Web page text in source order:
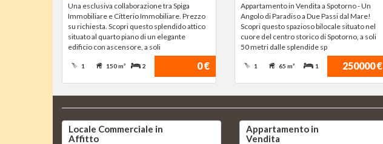
Una esclusiva collaborazione tra Spiga
Immobiliare e Citterio Immobiliare. Prezzo
su richiesta. Scopri questo splendido attico
situato al quarto piano di un elegante
edificio con ascensore, a soli
0 €
1 150 m² 2
Appartamento in Vendita a Spotorno - Un
Angolo di Paradiso a Due Passi dal Mare!
Scopri questo spazioso bilocale situato nel
cuore del centro storico di Spotorno, a soli
50 metri dalle splendide sp
250000 €
1 65 m² 1
Locale Commerciale in
Affitto
Appartamento in
Vendita